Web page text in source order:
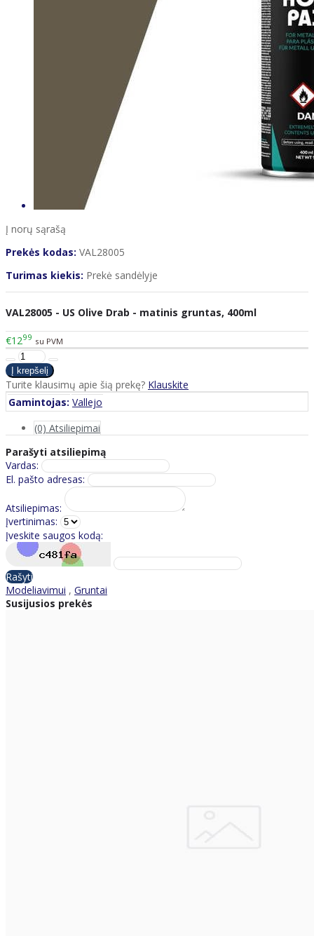
Į norų sąrašą
Prekės kodas: VAL28005
Turimas kiekis: Prekė sandėlyje
VAL28005 - US Olive Drab - matinis gruntas, 400ml
€1299 su PVM
Turite klausimų apie šią prekę? Klauskite
Gamintojas: Vallejo
(0) Atsiliepimai
Parašyti atsiliepimą
Vardas:
El. pašto adresas:
Atsiliepimas:
Įvertinimas:
Įveskite saugos kodą:
Rašyti
Modeliavimui , Gruntai
Susijusios prekės